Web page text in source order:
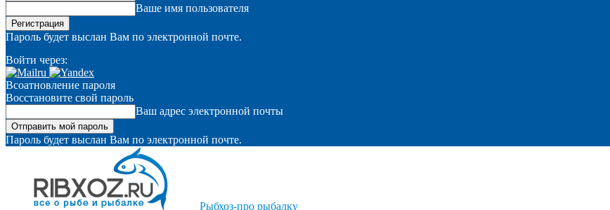
Ваше имя пользователя
Пароль будет выслан Вам по электронной почте.
Войти через:
Всоатновление пароля
Восстановите свой пароль
Ваш адрес электронной почты
Пароль будет выслан Вам по электронной почте.
Рыбхоз-про рыбалку